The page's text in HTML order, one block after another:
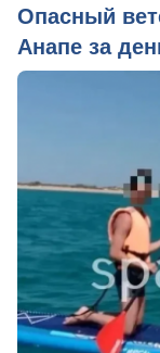
Опасный
Анапе за